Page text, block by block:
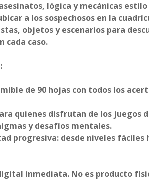
lógica y mecánicas
a los sospechosos en la
objetos y escenarios para
cada caso.
de 90 hojas con todos los
quienes disfrutan de los juegos
y desafíos mentales.
progresiva: desde niveles fáciles
inmediata. No es producto